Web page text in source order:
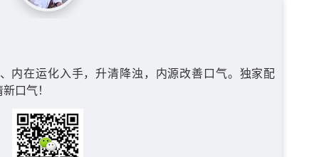
内在运化入手，升清降浊，内源改善口气。独家配
口气！